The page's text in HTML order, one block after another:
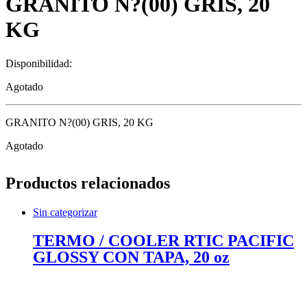
KG
Disponibilidad:
Agotado
GRANITO N?(00) GRIS, 20 KG
Agotado
Productos relacionados
Sin categorizar
TERMO / COOLER RTIC PACIFIC
GLOSSY CON TAPA, 20 oz